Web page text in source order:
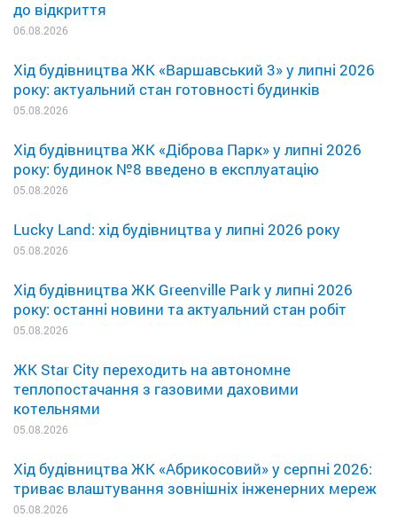
до відкриття
06.08.2026
Хід будівництва ЖК «Варшавський 3» у липні 2026
року: актуальний стан готовності будинків
05.08.2026
Хід будівництва ЖК «Діброва Парк» у липні 2026
року: будинок №8 введено в експлуатацію
05.08.2026
Lucky Land: хід будівництва у липні 2026 року
05.08.2026
Хід будівництва ЖК Greenville Park у липні 2026
року: останні новини та актуальний стан робіт
05.08.2026
ЖК Star City переходить на автономне
теплопостачання з газовими даховими
котельнями
05.08.2026
Хід будівництва ЖК «Абрикосовий» у серпні 2026:
триває влаштування зовнішніх інженерних мереж
05.08.2026